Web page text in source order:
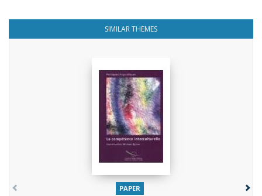
SIMILAR THEMES
PAPER